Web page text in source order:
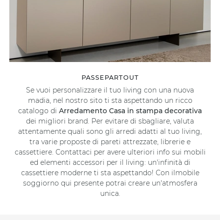
PASSEPARTOUT
Se vuoi personalizzare il tuo living con una nuova
madia, nel nostro sito ti sta aspettando un ricco
catalogo di Arredamento Casa in stampa decorativa
dei migliori brand. Per evitare di sbagliare, valuta
attentamente quali sono gli arredi adatti al tuo living,
tra varie proposte di pareti attrezzate, librerie e
cassettiere. Contattaci per avere ulteriori info sui mobili
ed elementi accessori per il living: un'infinità di
cassettiere moderne ti sta aspettando! Con ilmobile
soggiorno qui presente potrai creare un'atmosfera
unica.